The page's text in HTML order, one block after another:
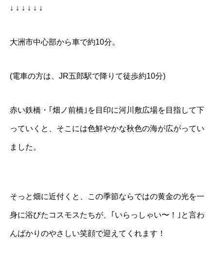
↓ ↓ ↓ ↓ ↓ ↓
大洲市中心部から車で約10分。
(電車の方は、JR五郎駅で降りて徒歩約10分)
赤い鉄橋・｢畑ノ前橋｣を目印に河川敷広場を目指して下
っていくと、そこには色鮮やかな秋色の海が広がってい
ました。
そっと畑に近付くと、この季節ならではの黄金の光を一
身に浴びたコスモスたちが、｢いらっしゃい〜！｣と言わ
んばかりのやさしい笑顔で迎えてくれます！